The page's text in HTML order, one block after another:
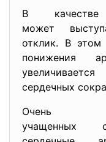
В качестве
может
отклик. В этом
понижения
сердечных
Очень
учащенных